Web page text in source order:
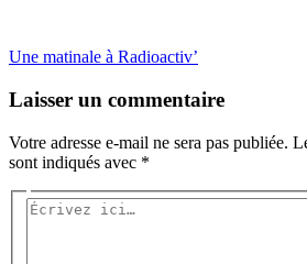
Une matinale à Radioactiv’
Laisser un commentaire
Votre adresse e-mail ne sera pas publiée.
sont indiqués avec *
Écrivez